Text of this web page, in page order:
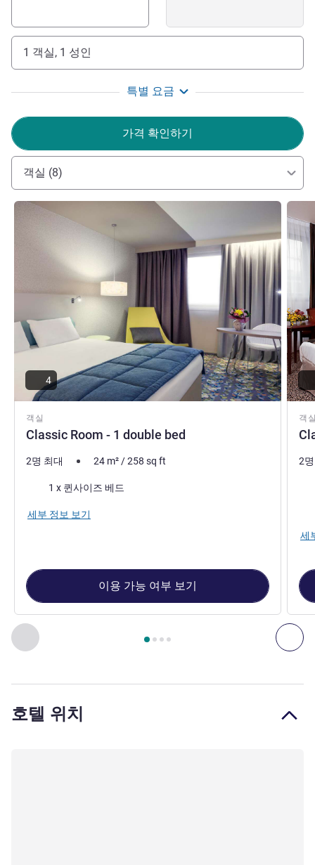
ideal starting point for your business or pleasure.Discover
Disneyland Park and the Chateau of Vincennes or the
banks of the River Marne for some relaxation and cultural
time out in the Paris region
We are ready and looking forward to welcoming you!
Christine ROUSSEL 호텔 관리
1 객실, 1 성인
특별 요금
가격 확인하기
객실 (8)
이전 - 객실 다
4 페이지 , 객실 1 : Classic Room - 1 double bed , 객실 2 :
객실
Classic Room - 1 double bed
세부 정보 보기
4
2명 최대 24 m²/258 sq ft
1 x 퀸사이즈 베드
세부 정보 보기
이용 가능 여부 보기
객
세부
2
세
호텔 위치